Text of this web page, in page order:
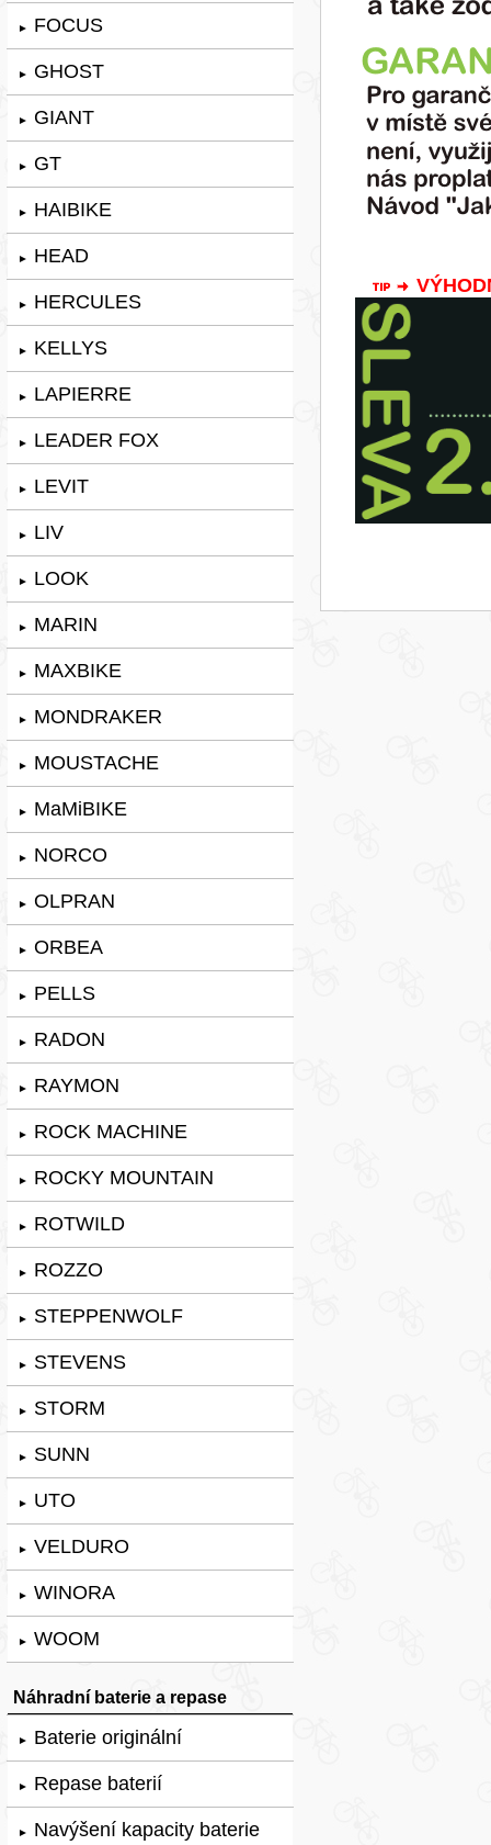
► FOCUS
► GHOST
► GIANT
► GT
► HAIBIKE
► HEAD
► HERCULES
► KELLYS
► LAPIERRE
► LEADER FOX
► LEVIT
► LIV
► LOOK
► MARIN
► MAXBIKE
► MONDRAKER
► MOUSTACHE
► MaMiBIKE
► NORCO
► OLPRAN
► ORBEA
► PELLS
► RADON
► RAYMON
► ROCK MACHINE
► ROCKY MOUNTAIN
► ROTWILD
► ROZZO
► STEPPENWOLF
► STEVENS
► STORM
► SUNN
► UTO
► VELDURO
► WINORA
► WOOM
Náhradní baterie a repase
► Baterie originální
► Repase baterií
► Navýšení kapacity baterie